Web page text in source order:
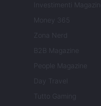
Investimenti Magazine
Money 365
Zona Nerd
B2B Magazine
People Magazine
Day Travel
Tutto Gaming